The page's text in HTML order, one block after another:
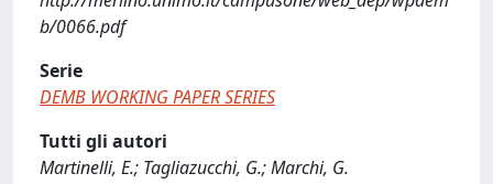
b/0066.pdf
Serie
DEMB WORKING PAPER SERIES
Tutti gli autori
Martinelli, E.; Tagliazucchi, G.; Marchi, G.